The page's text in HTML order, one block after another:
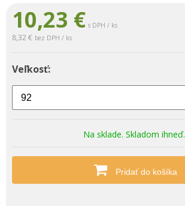
10,23 € s DPH / ks
8,32 € bez DPH / ks
Veľkosť:
Na sklade. Skladom ihneď.
Pridať do košíka